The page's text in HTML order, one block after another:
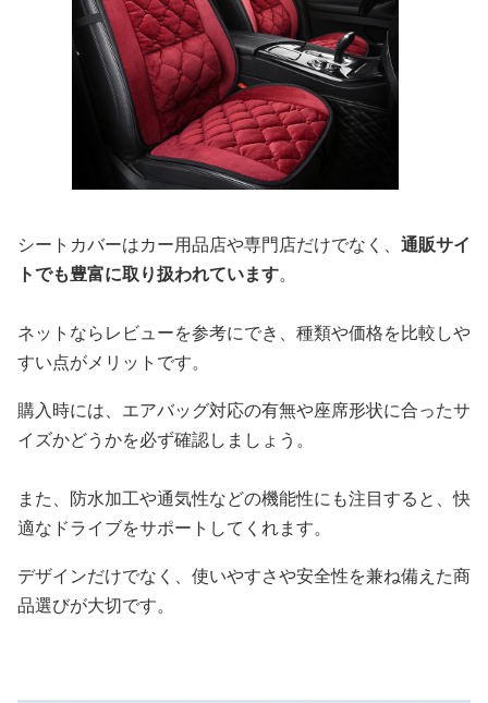
シートカバーはカー用品店や専門店だけでなく、 通販サイ
トでも豊富に取り扱われています。
ネットならレビューを参考にでき、種類や価格を比較しや
すい点がメリットです。
購入時には、エアバッグ対応の有無や座席形状に合ったサ
イズかどうかを必ず確認しましょう。
また、防水加工や通気性などの機能性にも注目すると、快
適なドライブをサポートしてくれます。
デザインだけでなく、使いやすさや安全性を兼ね備えた商
品選びが大切です。